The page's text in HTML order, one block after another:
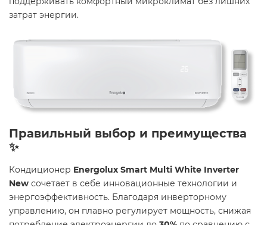
затрат энергии.
Правильный выбор и преимущества
✨
Кондиционер Energolux Smart Multi White Inverter
New сочетает в себе инновационные технологии и
энергоэффективность. Благодаря инверторному
управлению, он плавно регулирует мощность, снижая